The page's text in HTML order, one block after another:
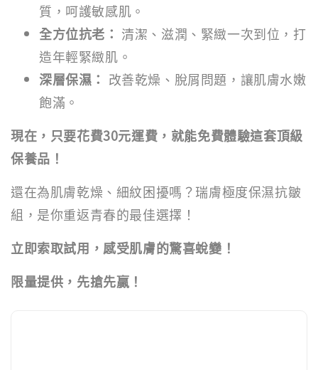
質，呵護敏感肌。
全方位抗老： 清潔、滋潤、緊緻一次到位，打
造年輕緊緻肌。
深層保濕： 改善乾燥、脫屑問題，讓肌膚水嫩
飽滿。
現在，只要花費30元運費，就能免費體驗這套頂級
保養品！
還在為肌膚乾燥、細紋困擾嗎？瑞膚極度保濕抗皺
組，是你重返青春的最佳選擇！
立即索取試用，感受肌膚的驚喜蛻變！
限量提供，先搶先贏！